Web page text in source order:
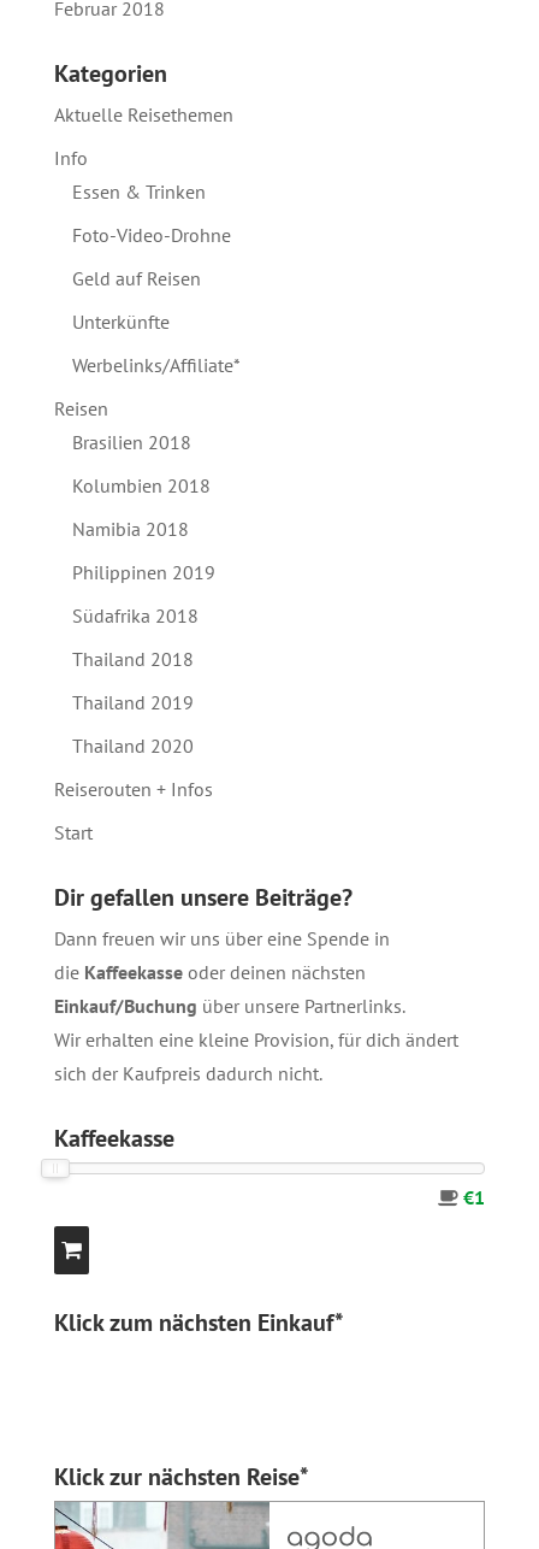
Februar 2018
Kategorien
Aktuelle Reisethemen
Info
Essen & Trinken
Foto-Video-Drohne
Geld auf Reisen
Unterkünfte
Werbelinks/Affiliate*
Reisen
Brasilien 2018
Kolumbien 2018
Namibia 2018
Philippinen 2019
Südafrika 2018
Thailand 2018
Thailand 2019
Thailand 2020
Reiserouten + Infos
Start
Dir gefallen unsere Beiträge?
Dann freuen wir uns über eine Spende in
die Kaffeekasseoder deinen nächsten
Einkauf/Buchung über unsere Partnerlinks.
Wir erhalten eine kleine Provision, für dich ändert
sich der Kaufpreis dadurch nicht.
Kaffeekasse
€1
Klick zum nächsten Einkauf*
Klick zur nächsten Reise*